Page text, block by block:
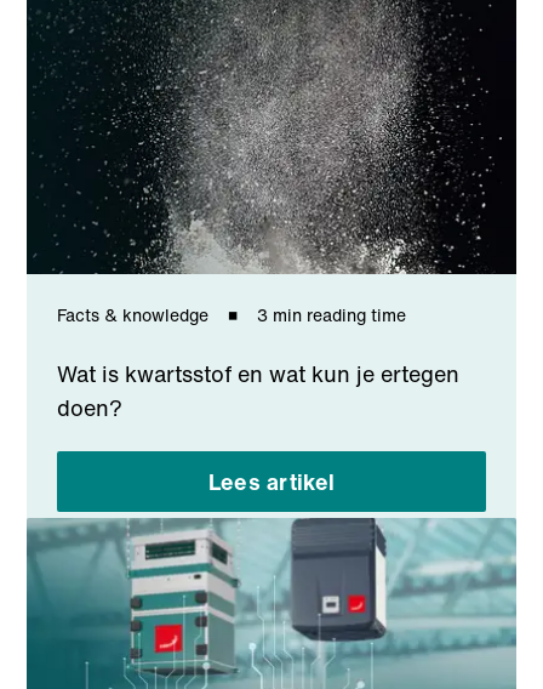
Facts & knowledge 3 min reading time
Wat is kwartsstof en wat kun je ertegen
doen?
Lees artikel